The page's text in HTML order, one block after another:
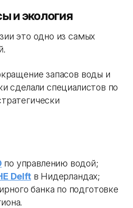
и экология
это одно из самых
запасов воды и
сделали специалистов по
по управлению водой;
Delftв Нидерландах;
банка по подготовке